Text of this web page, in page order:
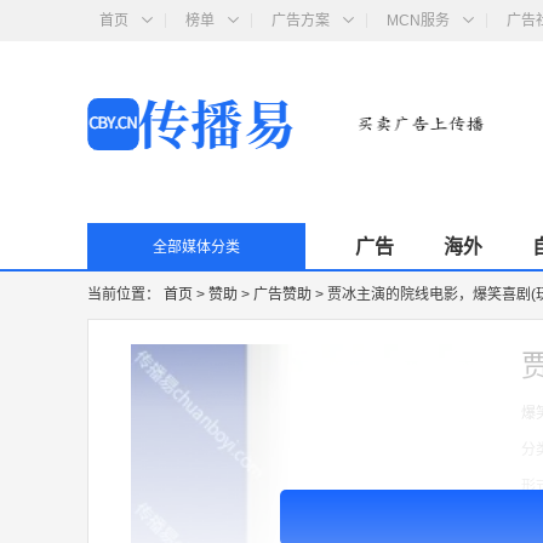
首页 榜单 广告方案 MCN服务 广告
全部媒体分类 广告 海外
当前位置： 首页 > 赞助 > 广告赞助 > 贾冰主演的院线电影，爆笑喜剧(
形